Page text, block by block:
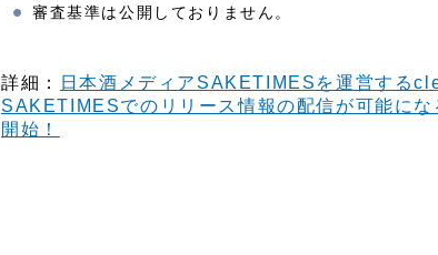
審査基準は公開しておりません。
詳細：
日本酒メディアSAKETIMESを運営する
SAKETIMESでのリリース情報の配信が可能に
開始！